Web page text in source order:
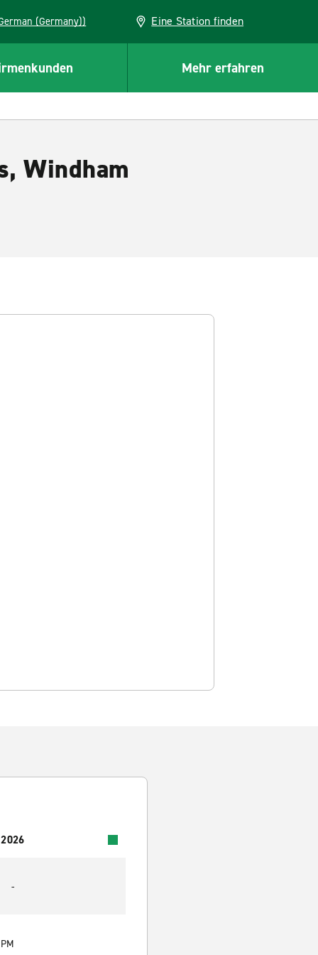
(German (Germany)) Eine Station finden
Mehr erfahren
Windham
-